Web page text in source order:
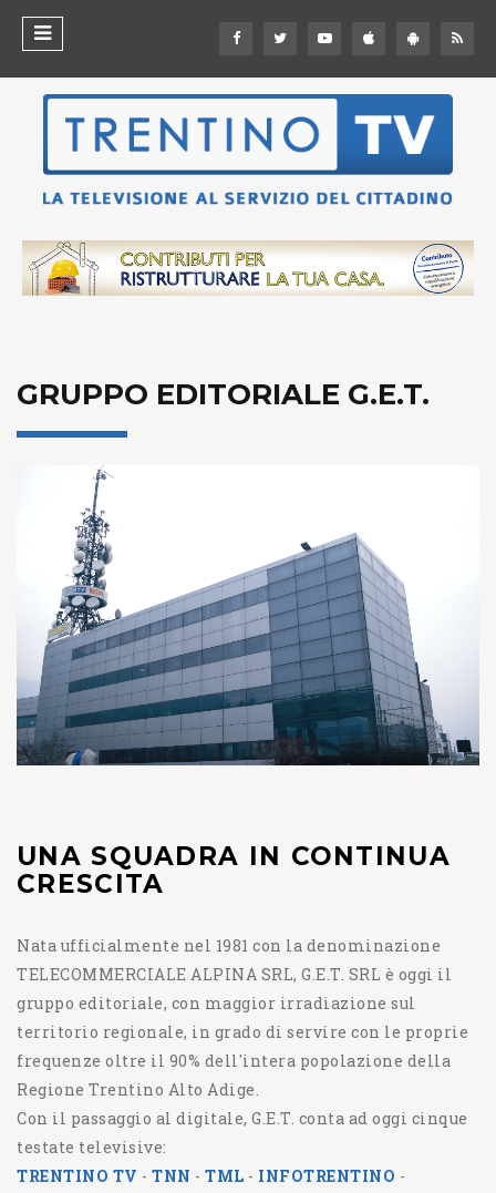
GRUPPO EDITORIALE G.E.T.
UNA SQUADRA IN CONTINUA
CRESCITA
Nata ufficialmente nel 1981 con la denominazione
TELECOMMERCIALE ALPINA SRL, G.E.T. SRL è oggi il
gruppo editoriale, con maggior irradiazione sul
territorio regionale, in grado di servire con le proprie
frequenze oltre il 90% dell'intera popolazione della
Regione Trentino Alto Adige.
Con il passaggio al digitale, G.E.T. conta ad oggi cinque
testate televisive:
TRENTINO TV - TNN - TML - INFOTRENTINO -